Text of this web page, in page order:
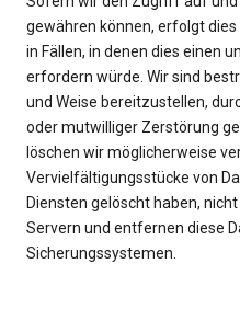
gewähren können, erfolgt
in Fällen, in denen dies einen
erfordern würde. Wir sind
und Weise bereitzustellen,
oder mutwilliger Zerstörung
löschen wir möglicherweise
Vervielfältigungsstücke von
Diensten gelöscht haben,
Servern und entfernen diese
Sicherungssystemen.